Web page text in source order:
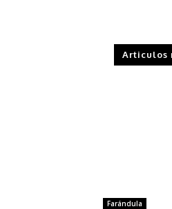
Articulos
Farándula